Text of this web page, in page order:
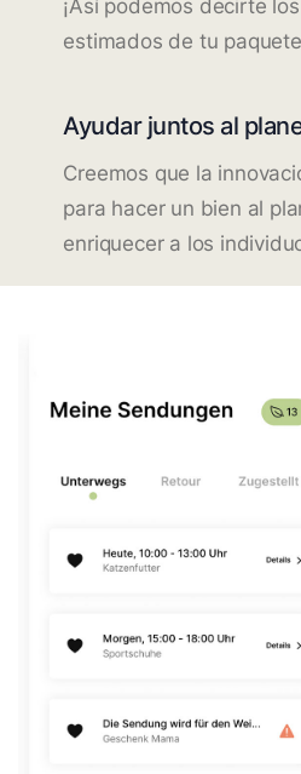
¡Así podemos decirte
estimados de tu
Ayudar juntos al
Creemos que la
para hacer un bien al
enriquecer a los